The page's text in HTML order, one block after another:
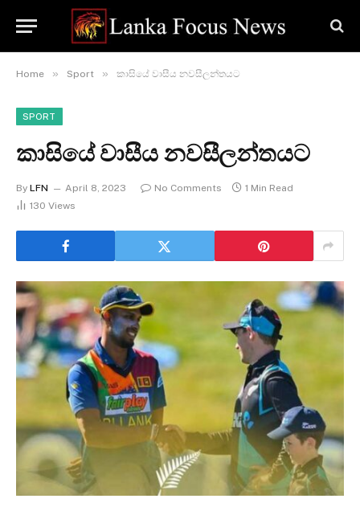
Home » Sport » කාසියේ වාසීය නවසීලන්තයට
SPORT
කාසියේ වාසීය නවසීලන්තයට
By LFN April 8, 2023 No Comments
1 Min Read
130 Views